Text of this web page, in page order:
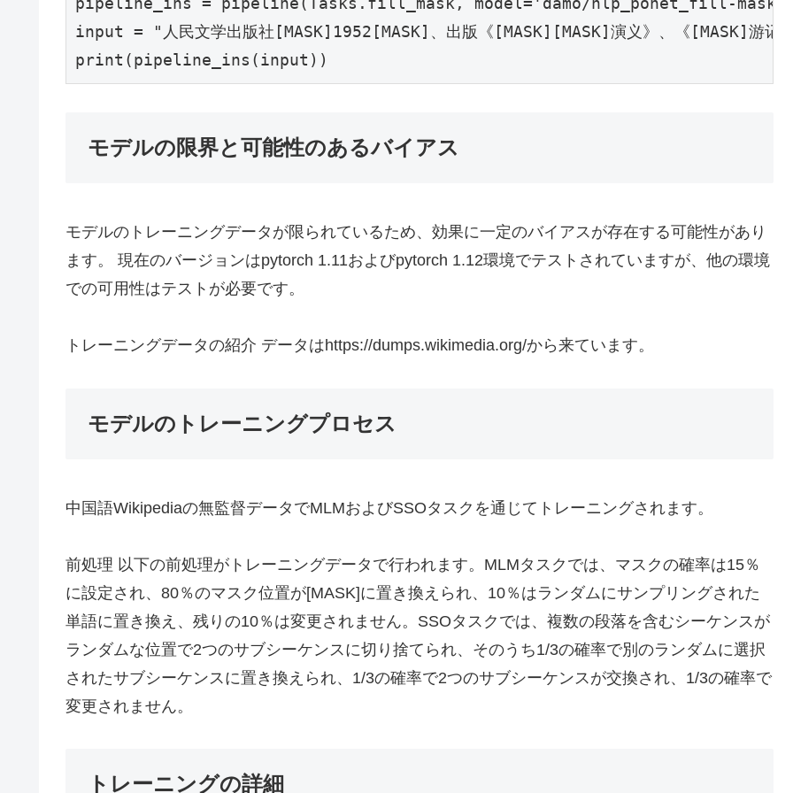
input = "人民文学出版社[MASK]1952[MASK]、出版《[MASK][MASK]演义》、《[MASK]游记
print(pipeline_ins(input))
モデルの限界と可能性のあるバイアス
モデルのトレーニングデータが限られているため、効果に一定のバイアスが存在する可能性があり
ます。 現在のバージョンはpytorch 1.11およびpytorch 1.12環境でテストされていますが、他の環境
での可用性はテストが必要です。
トレーニングデータの紹介 データはhttps://dumps.wikimedia.org/から来ています。
モデルのトレーニングプロセス
中国語Wikipediaの無監督データでMLMおよびSSOタスクを通じてトレーニングされます。
前処理 以下の前処理がトレーニングデータで行われます。MLMタスクでは、マスクの確率は15％
に設定され、80％のマスク位置が[MASK]に置き換えられ、10％はランダムにサンプリングされた
単語に置き換え、残りの10％は変更されません。SSOタスクでは、複数の段落を含むシーケンスが
ランダムな位置で2つのサブシーケンスに切り捨てられ、そのうち1/3の確率で別のランダムに選択
されたサブシーケンスに置き換えられ、1/3の確率で2つのサブシーケンスが交換され、1/3の確率で
変更されません。
トレーニングの詳細